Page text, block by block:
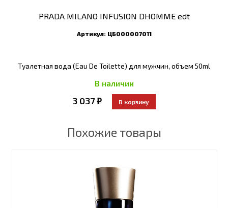
PRADA MILANO INFUSION DHOMME edt
Артикул: ЦБ000007011
Туалетная вода (Eau De Toilette) для мужчин, объем 50ml
В наличии
3 037 ₽
Похожие товары